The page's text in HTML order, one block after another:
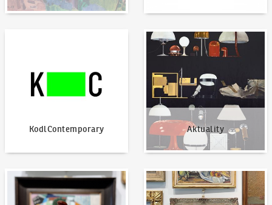
KodlContemporary Aktuality
Aktuality
Jak dražit? Nabídnout dílo